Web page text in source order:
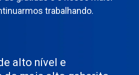
trabalhando.
alto nível e